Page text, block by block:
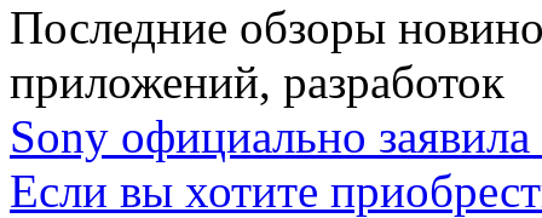
Последние обзоры
приложений, разработок
Sony официально
Если вы хотите